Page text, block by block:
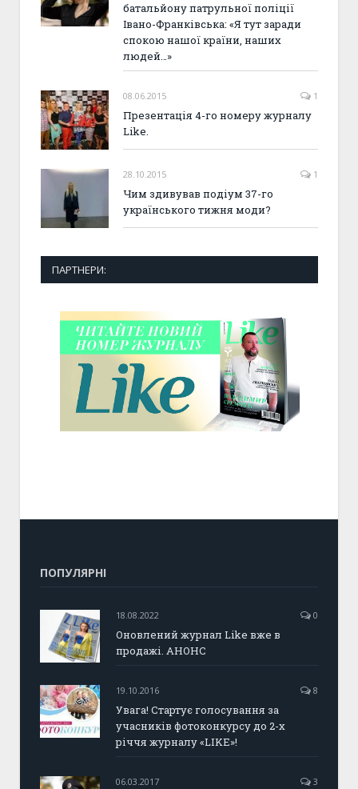
батальйону патрульної поліції
Івано-Франківська: «Я тут заради
спокою нашої країни, наших
людей…»
08.06.2015 1
Презентація 4-го номеру журналу
Like.
28.10.2015 1
Чим здивував подіум 37-го
українського тижня моди?
ПАРТНЕРИ:
ПОПУЛЯРНІ
18.08.2022 0
Оновлений журнал Like вже в
продажі. АНОНС
19.10.2016 8
Увага! Стартує голосування за
учасників фотоконкурсу до 2-х
річчя журналу «LIKE»!
06.03.2017 3